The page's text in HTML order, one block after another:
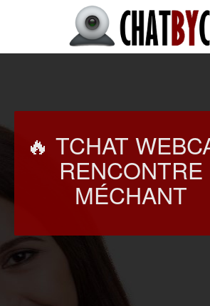
🔥 TCHAT
RENCONTRE
MÉCHANT